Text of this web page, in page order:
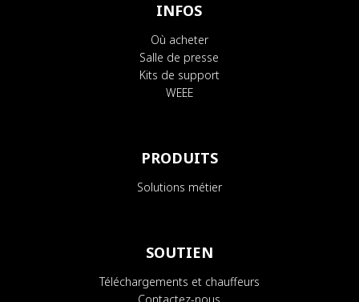
INFOS
Où acheter
Salle de presse
Kits de support
WEEE
PRODUITS
Solutions métier
SOUTIEN
Téléchargements et chauffeurs